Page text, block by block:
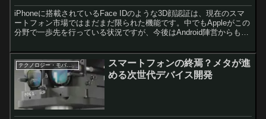
iPhoneに搭載されているFace IDのような3D顔認証は、現在のスマ
ートフォン市場ではまだまだ限られた機能です。中でもAppleがこの
分野で一歩先を行っている状況ですが、今後はAndroid陣営からも追
テクノロジー・モバイル
スマートフォンの終焉？メタが進
める次世代デバイス開発